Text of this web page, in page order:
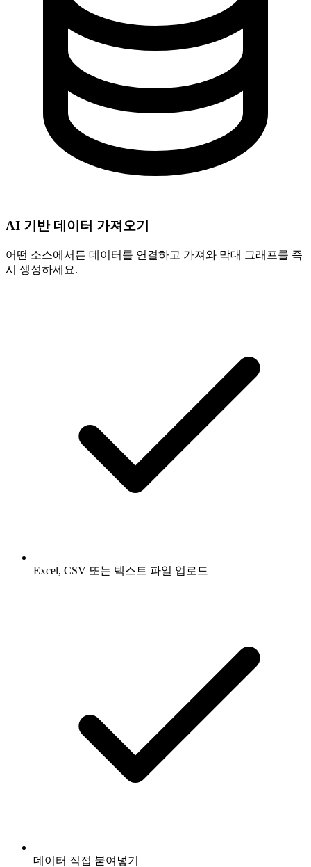
AI 기반 데이터 가져오기
어떤 소스에서든 데이터를 연결하고 가져와 막대 그래프를 즉
시 생성하세요.
Excel, CSV 또는 텍스트 파일 업로드
데이터 직접 붙여넣기